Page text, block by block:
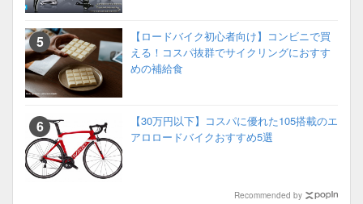
【ロードバイク初心者向け】コンビニで買
える！コスパ抜群でサイクリングにおすす
めの補給食
【30万円以下】コスパに優れた105搭載のエ
アロロードバイクおすすめ5選
Recommended by